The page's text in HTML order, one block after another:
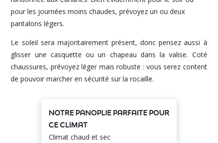
pour les journées moins chaudes, prévoyez un ou deux
pantalons légers.
Le soleil sera majoritairement présent, donc pensez aussi à
glisser une casquette ou un chapeau dans la valise. Coté
chaussures, prévoyez léger mais robuste : vous serez content
de pouvoir marcher en sécurité sur la rocaille.
NOTRE PANOPLIE PARFAITE POUR
CE CLIMAT
Climat chaud et sec